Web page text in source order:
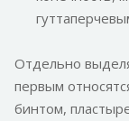
Отдельно
первым
бинтом,